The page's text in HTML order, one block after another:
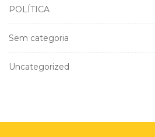
POLÍTICA
Sem categoria
Uncategorized